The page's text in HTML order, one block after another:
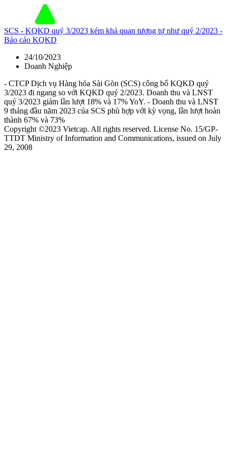
SCS - KQKD quý 3/2023 kém khả quan tương tự như quý 2/2023 -
Báo cáo KQKD
24/10/2023
Doanh Nghiệp
- CTCP Dịch vụ Hàng hóa Sài Gòn (SCS) công bố KQKD quý
3/2023 đi ngang so với KQKD quý 2/2023. Doanh thu và LNST
quý 3/2023 giảm lần lượt 18% và 17% YoY. - Doanh thu và LNST
9 tháng đầu năm 2023 của SCS phù hợp với kỳ vọng, lần lượt hoàn
thành 67% và 73%
Copyright ©2023 Vietcap. All rights reserved. License No. 15/GP-
TTDT Ministry of Information and Communications, issued on July
29, 2008